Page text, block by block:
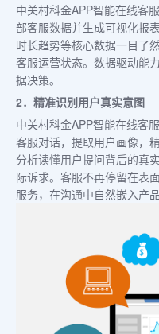
中关村科金APP智能在线客
部客服数据并生成可视化报
时长趋势等核心数据一目了
客服运营状态。数据驱动能
据决策。
2．精准识别用户真实意图
中关村科金APP智能在线客
客服对话，提取用户画像，
分析读懂用户提问背后的真
际诉求。客服不再停留在表
服务，在沟通中自然嵌入产